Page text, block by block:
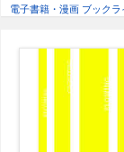
電子書籍・漫画 ブックラ